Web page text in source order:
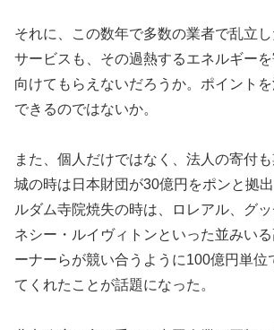
それに、この数年で多数の業者で乱立
サービスも、その過熱するエネルギー
向けてもらえないだろうか。ポイント
できるのではないか。
また、個人だけではなく、法人の寄付
城の時は日本財団が30億円をポンと拠
ルダム寺院焼失の時は、ロレアル、グ
ネシー・ルイヴィトンといった並みい
ーナーらが競い合うように100億円単位
てくれたことが話題になった。